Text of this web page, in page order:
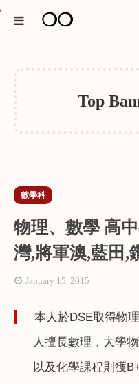
❍❍
Top
數學科
物理、數學 高
灣,將軍澳,藍田,
January 15, 2015
本人於DSE取得物理
人擅長數理，大學
以及化學課程則獲